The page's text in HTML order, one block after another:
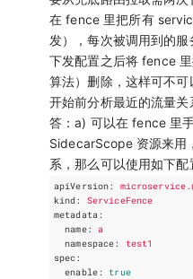
在 fence 里把所有
发），每次被调用到的
下发配置之后将 fence
算法）删除，这样可不
开始前分析最近的流量关
答：a) 可以在 fence 里
SidecarScope 资源来用
系，那么可以使用如下
apiVersion:
kind:
ServiceFence
metadata:
name:
a
namespace:
test1
spec :
enable:
true